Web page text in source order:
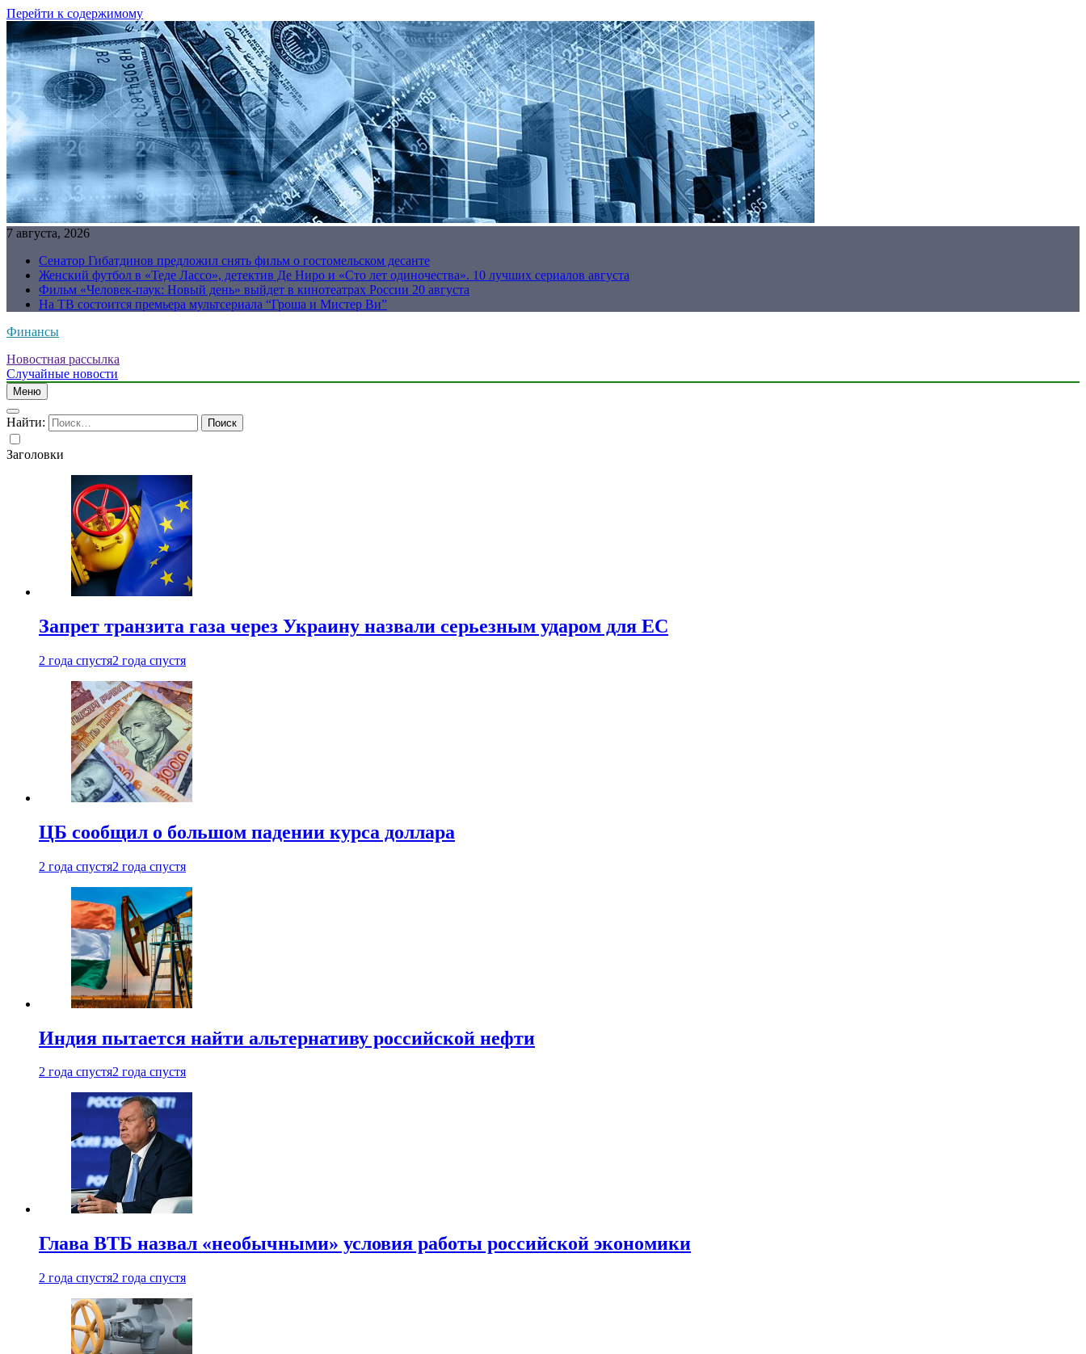
Перейти к содержимому
7 августа, 2026
Сенатор Гибатдинов предложил снять фильм о гостомельском десанте
Женский футбол в «Теде Лассо», детектив Де Ниро и «Сто лет одиночества». 10 лучших сериалов августа
Фильм «Человек-паук: Новый день» выйдет в кинотеатрах России 20 августа
На ТВ состоится премьера мультсериала “Гроша и Мистер Ви”
Финансы
Новостная рассылка
Случайные новости
Меню
Найти:
Заголовки
Запрет транзита газа через Украину назвали серьезным ударом для ЕС
2 года спустя2 года спустя
ЦБ сообщил о большом падении курса доллара
2 года спустя2 года спустя
Индия пытается найти альтернативу российской нефти
2 года спустя2 года спустя
Глава ВТБ назвал «необычными» условия работы российской экономики
2 года спустя2 года спустя